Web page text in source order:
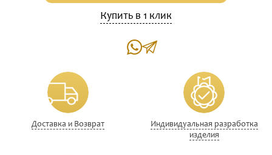
Купить в 1 клик
Доставка и Возврат
Индивидуальная разработка
изделия